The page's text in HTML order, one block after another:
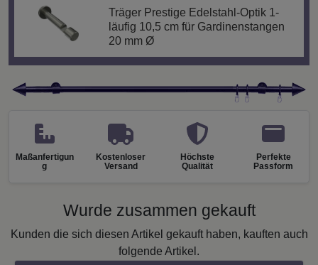
Träger Prestige Edelstahl-Optik 1-
läufig 10,5 cm für Gardinenstangen
20 mm Ø
Maßanfertigun
g
Kostenloser
Versand
Höchste
Qualität
Perfekte
Passform
Wurde zusammen gekauft
Kunden die sich diesen Artikel gekauft haben, kauften auch
folgende Artikel.